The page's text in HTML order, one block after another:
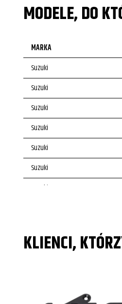
MODELE, DO
MARKA
Suzuki
Suzuki
Suzuki
Suzuki
Suzuki
Suzuki
Suzuki
KLIENCI,